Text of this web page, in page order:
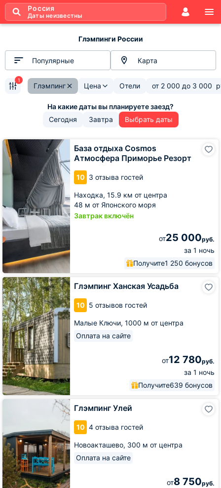
Россия
Даты неизвестны
Глэмпинги России
Популярные Карта
Глэмпинг Цена Отели от 2 000 до 3 000
1
Сегодня Завтра Выбрать даты
База отдыха Cosmos
Атмосфера Приморье Резорт
10 3 отзыва гостей
Находка, 15.9 км от центра
48 м от Японского моря
Завтрак включён
от25 000руб.
за 1 ночь
Получите1 250 бонусов
База
отдыха
Cosmos
Атмосфера
Глэмпинг Ханская Усадьба
10 5 отзывов гостей
Малые Ключи, 1000 м от центра
Оплата на сайте
от12 780руб.
за 1 ночь
Получите639 бонусов
Глэмпинг
Ханская
Усадьба
Глэмпинг Улей
10 4 отзыва гостей
Новоакташево, 300 м от центра
Оплата на сайте
от8 750руб.
Глэмпинг